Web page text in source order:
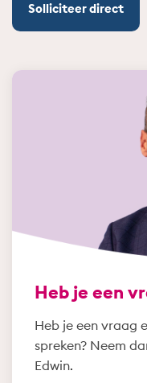
Solliciteer direct
Heb je een
Heb je een vraag
spreken? Neem
Edwin.